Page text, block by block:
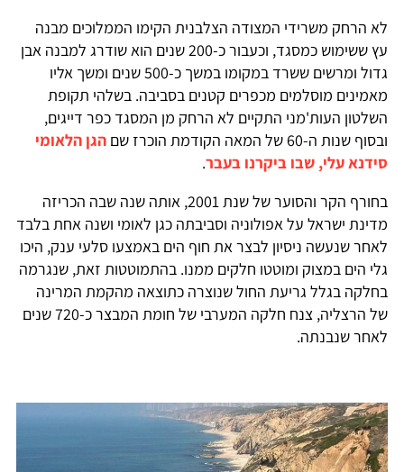
לא הרחק משרידי המצודה הצלבנית הקימו הממלוכים מבנה
עץ ששימוש כמסגד, וכעבור כ-200 שנים הוא שודרג למבנה אבן
גדול ומרשים ששרד במקומו במשך כ-500 שנים ומשך אליו
מאמינים מוסלמים מכפרים קטנים בסביבה. בשלהי תקופת
השלטון העות'מני התקיים לא הרחק מן המסגד כפר דייגים,
ובסוף שנות ה-60 של המאה הקודמת הוכרז שם
הגן הלאומי
סידנא עלי, שבו ביקרנו בעבר.
בחורף הקר והסוער של שנת 2001, אותה שנה שבה הכריזה
מדינת ישראל על אפולוניה וסביבתה כגן לאומי ושנה אחת בלבד
לאחר שנעשה ניסיון לבצר את חוף הים באמצעו סלעי ענק, היכו
גלי הים במצוק ומוטטו חלקים ממנו. בהתמוטטות זאת, שנגרמה
בחלקה בגלל גריעת החול שנוצרה כתוצאה מהקמת המרינה
של הרצליה, צנח חלקה המערבי של חומת המבצר כ-720 שנים
לאחר שנבנתה.